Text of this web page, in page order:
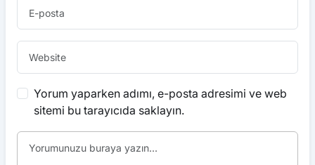
Yorum yaparken adımı, e-posta adresimi ve web
sitemi bu tarayıcıda saklayın.